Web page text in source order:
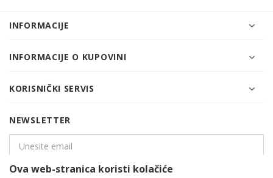
INFORMACIJE
INFORMACIJE O KUPOVINI
KORISNIČKI SERVIS
NEWSLETTER
Ova web-stranica koristi kolačiće